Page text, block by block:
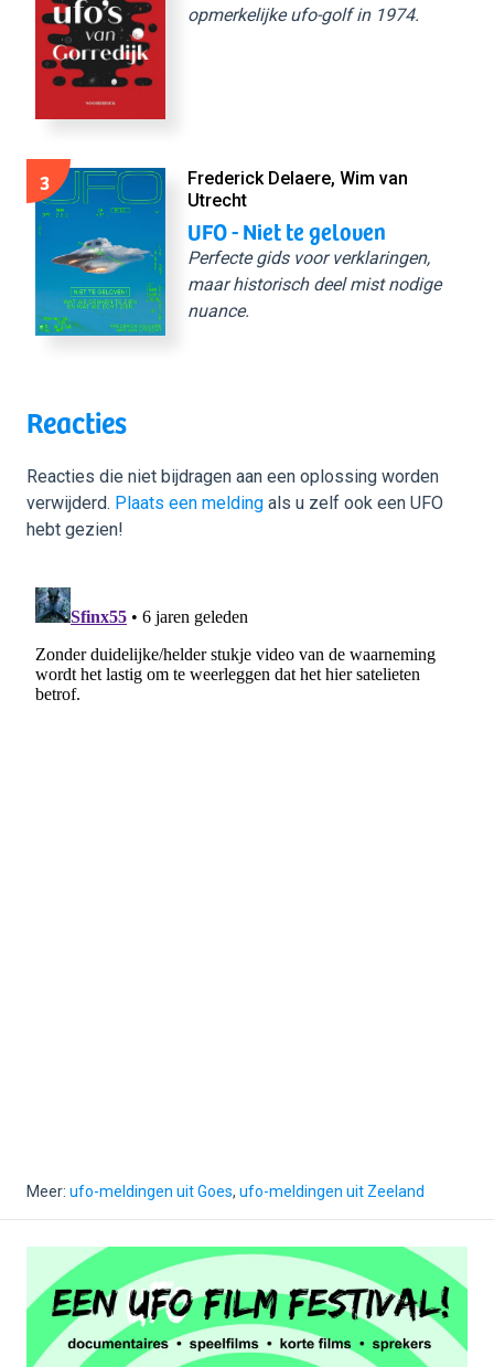
opmerkelijke ufo-golf in 1974.
3
Frederick Delaere, Wim van
Utrecht
UFO - Niet te geloven
Perfecte gids voor verklaringen,
maar historisch deel mist nodige
nuance.
Reacties
Reacties die niet bijdragen aan een oplossing worden
verwijderd. Plaats een melding als u zelf ook een UFO
hebt gezien!
Meer: ufo-meldingen uit Goes, ufo-meldingen uit Zeeland